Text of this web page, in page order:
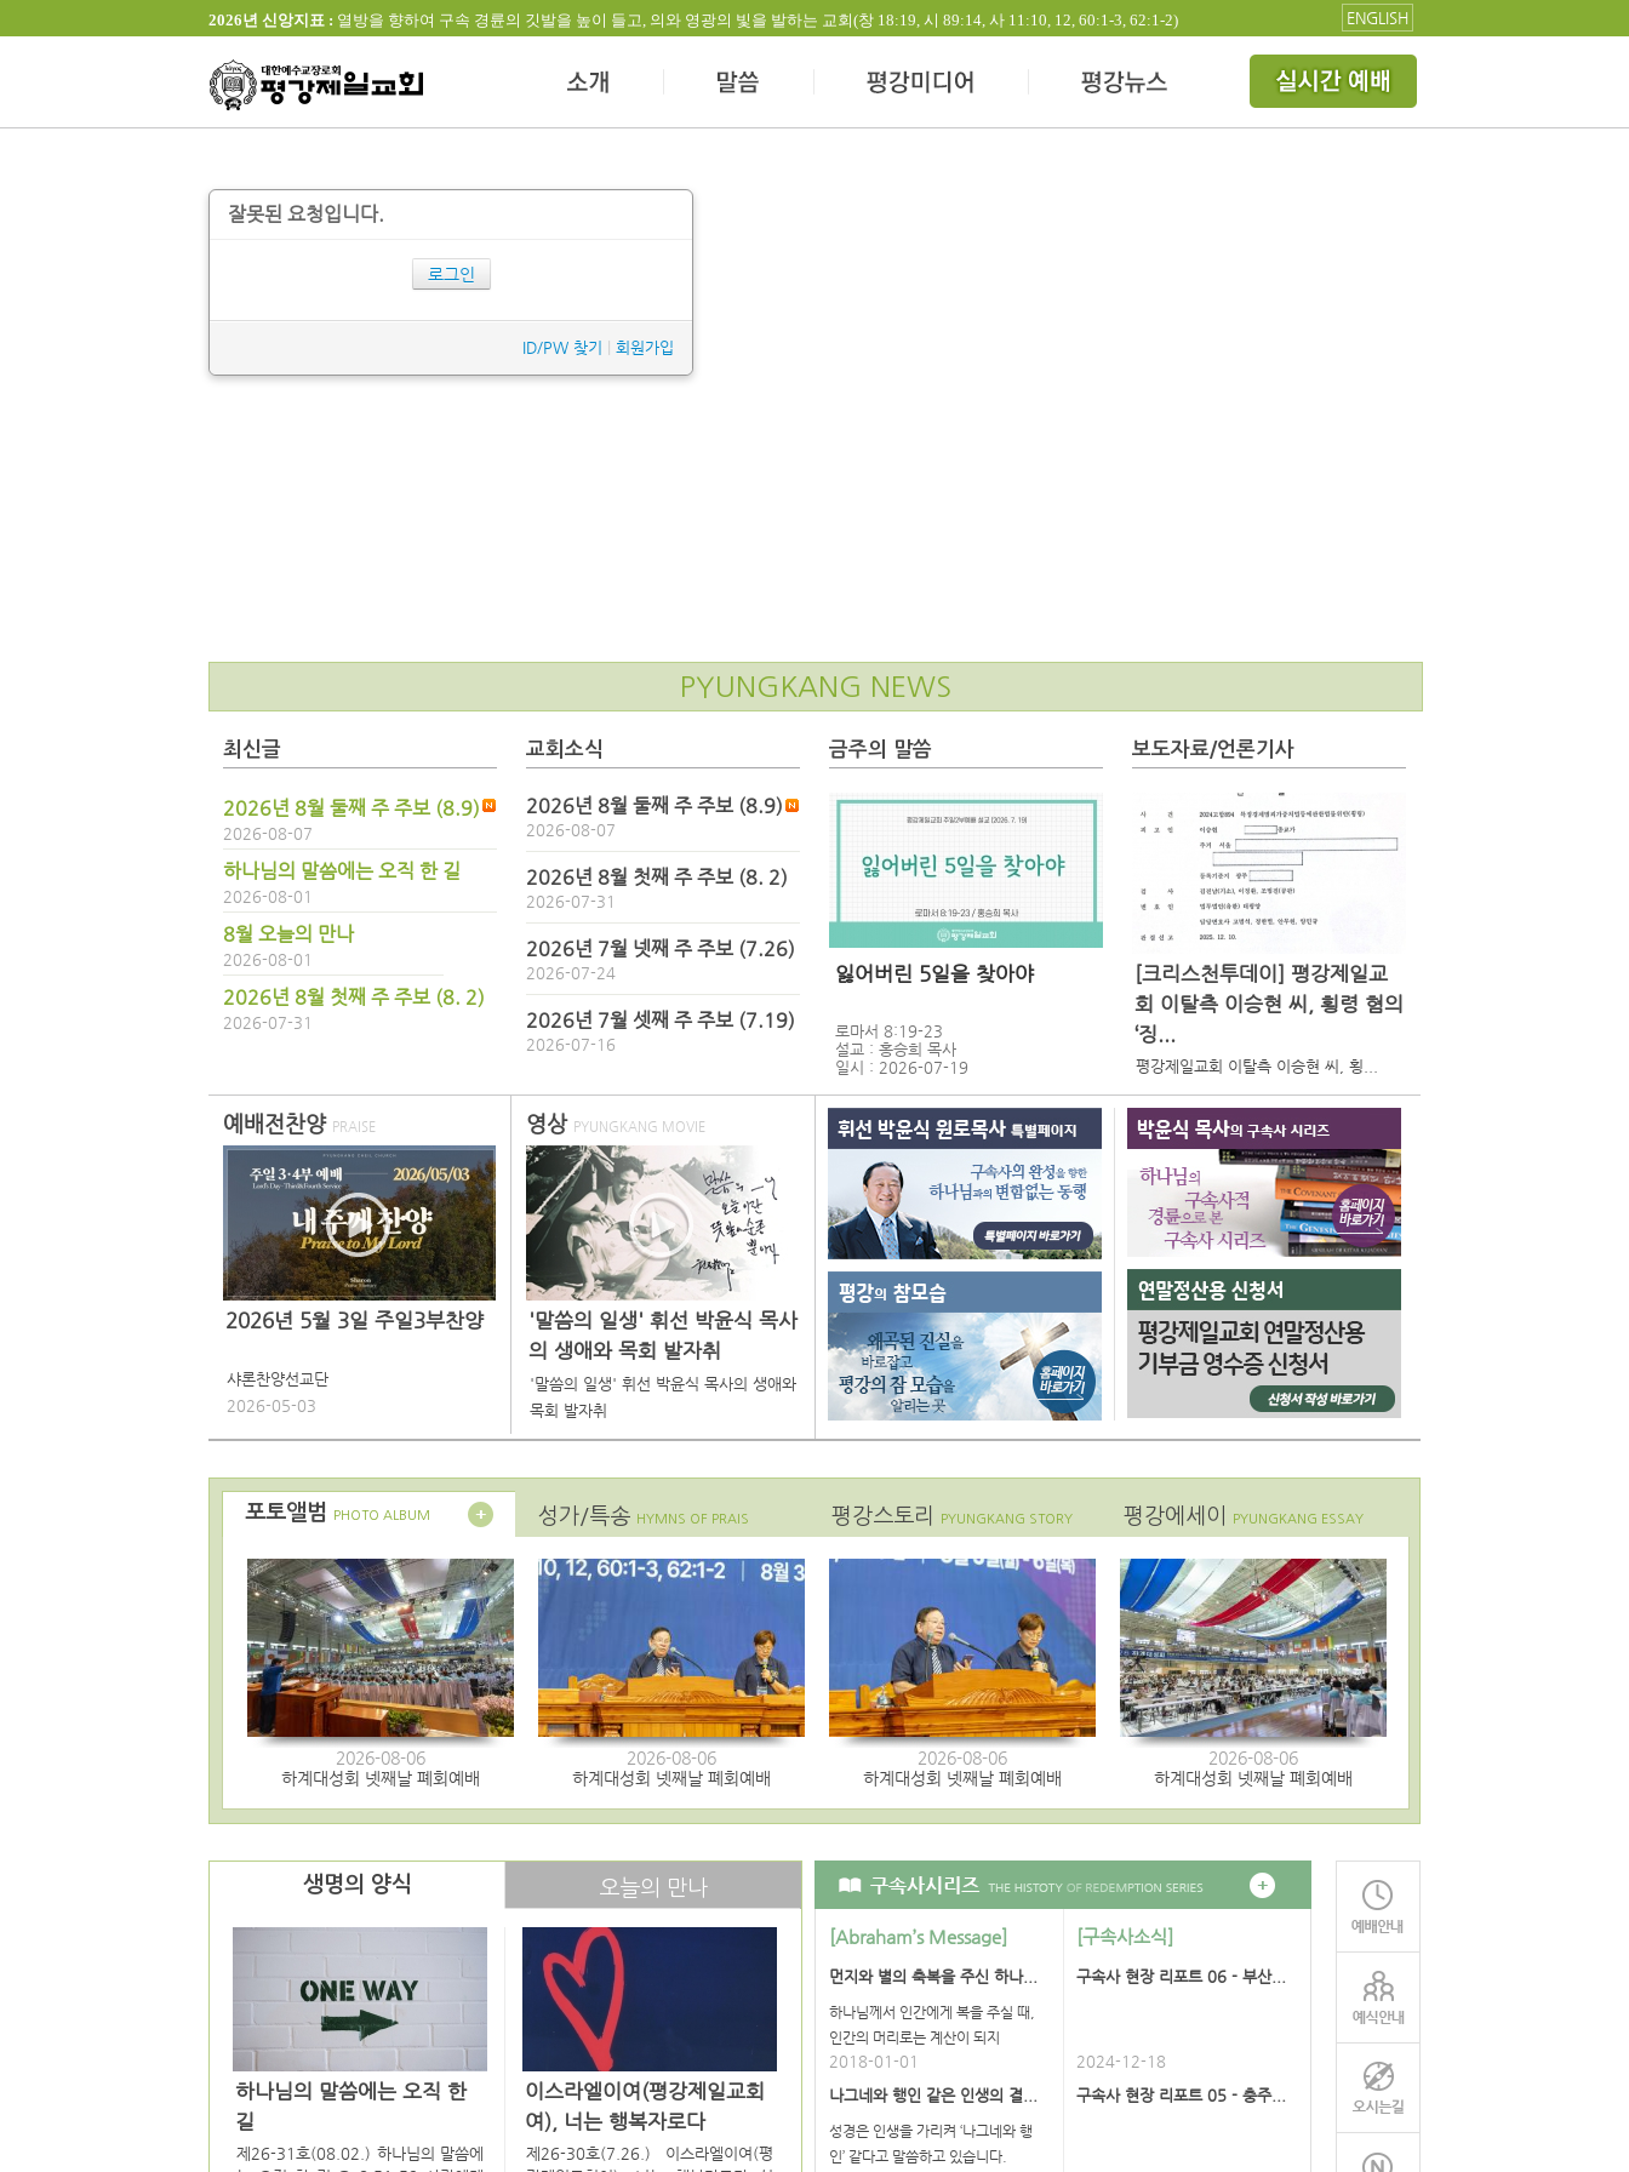
2026년 신앙지표 : 열방을 향하여 구속 경륜의 깃발을 높이 들고, 의와 영광의 빛을 발하는 교회(창 18:19, 시 89:14, 사 11:10, 12, 60:1-3, 62:1-2) ENGLISH
잘못된 요청입니다.
로그인
ID/PW 찾기 회원가입
PYUNGKANG NEWS
최신글
2026년 8월 둘째 주 주보 (8.9)
2026-08-07
하나님의 말씀에는 오직 한 길
2026-08-01
8월 오늘의 만나
2026-08-01
2026년 8월 첫째 주 주보 (8. 2)
2026-07-31
교회소식
2026년 8월 둘째 주 주보 (8.9)
2026-08-07
2026년 8월 첫째 주 주보 (8. 2)
2026-07-31
2026년 7월 넷째 주 주보 (7.26)
2026-07-24
2026년 7월 셋째 주 주보 (7.19)
2026-07-16
금주의 말씀
이미지 없음
잃어버린 5일을 찾아야
로마서 8:19-23
설교 : 홍승희 목사
일시 : 2026-07-19
보도자료/언론기사
[크리스천투데이] 평강제일교
회 이탈측 이승현 씨, 횡령 혐의
‘징...
평강제일교회 이탈측 이승현 씨, 횡...
예배전찬양 PRAISE
2026년 5월 3일 주일3부찬양
샤론찬양선교단
2026-05-03
영상 PYUNGKANG MOVIE
'말씀의 일생' 휘선 박윤식 목사
의 생애와 목회 발자취
'말씀의 일생' 휘선 박윤식 목사의 생애와
목회 발자취
포토앨범 PHOTO ALBUM 성가/특송 HYMNS OF PRAIS 평강스토리 PYUNGKANG STORY 평강에세이 PYUNGKANG ESSAY
2026-08-06
하계대성회 넷째날 폐회예배
2026-08-06
하계대성회 넷째날 폐회예배
2026-08-06
하계대성회 넷째날 폐회예배
2026-08-06
하계대성회 넷째날 폐회예배
생명의 양식 오늘의 만나
하나님의 말씀에는 오직 한
길
제26-31호(08.02.) 하나님의 말씀에
이스라엘이여(평강제일교회
여), 너는 행복자로다
제26-30호(7.26.) 이스라엘이여(평
[Abraham’s Message]
먼지와 별의 축복을 주신 하나...
하나님께서 인간에게 복을 주실 때,
인간의 머리로는 계산이 되지
2018-01-01
나그네와 행인 같은 인생의 결...
성경은 인생을 가리켜 ‘나그네와 행
인’ 같다고 말씀하고 있습니다.
[구속사소식]
구속사 현장 리포트 06 - 부산...
2024-12-18
구속사 현장 리포트 05 - 충주...